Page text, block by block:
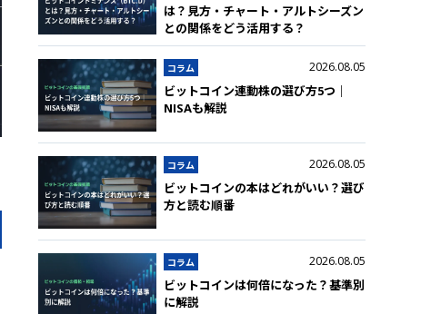
は？見方・チャート・アルトシーズン
との関係をどう活用する？
コラム 2026.08.05
ビットコイン連動株の選び方5つ｜
NISAも解説
コラム 2026.08.05
ビットコインの本はどれがいい？選び
方と読む順番
コラム 2026.08.05
ビットコインは何倍になった？基準別
に解説